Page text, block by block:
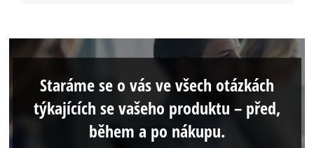
Staráme se o vás ve všech otázkách
týkajících se vašeho produktu – před,
během a po nákupu.